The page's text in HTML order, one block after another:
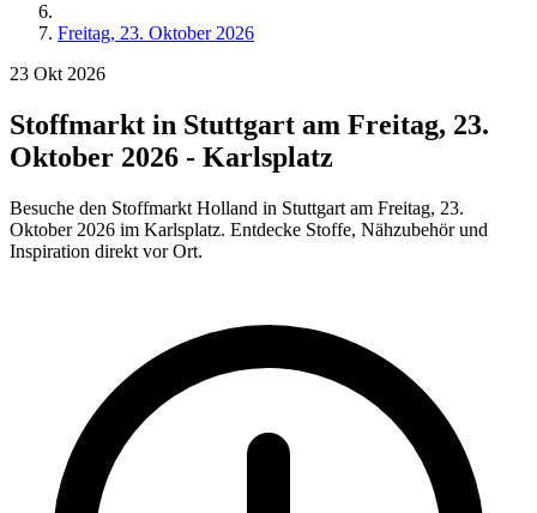
Freitag, 23. Oktober 2026
23 Okt 2026
Stoffmarkt in Stuttgart am Freitag, 23.
Oktober 2026 - Karlsplatz
Besuche den Stoffmarkt Holland in Stuttgart am Freitag, 23.
Oktober 2026 im Karlsplatz. Entdecke Stoffe, Nähzubehör und
Inspiration direkt vor Ort.